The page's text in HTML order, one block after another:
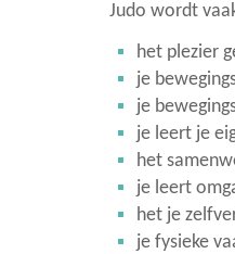
Judo wordt
het plezier
je
je
je leert je
het
je leert
het je
je fysieke